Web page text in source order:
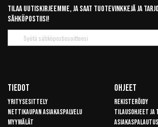
Tilaa uutiskirjeemme, ja saat tuotevinkkejä ja
sähköpostiisi!
uutiskirje
Tiedot
Yritysesittely
Nettikaupan asiakaspalvelu
Myymälät
Ohjeet
Rekisteröidy
Tilausohjeet